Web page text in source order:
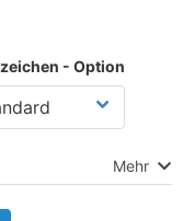
- Option
Mehr